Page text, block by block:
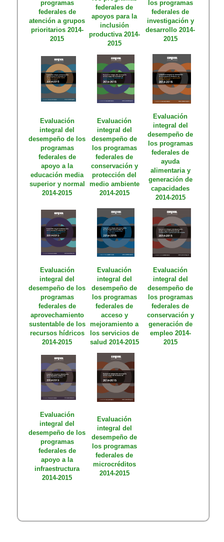
programas
federales de
atención a grupos
prioritarios 2014-
2015
federales de
apoyos para la
inclusión
productiva 2014-
2015
los programas
federales de
investigación y
desarrollo 2014-
2015​
Evaluación
integral del
desempeño de los
programas
federales de
apoyo a la
educación media
superior y normal
2014-2015
Evaluación
integral del
desempeño de
los programas
federales de
conservación y
protección del
medio ambiente
2014-2015
Evaluación
integral del
desempeño de
los programas
federales de
ayuda
alimentaria y
generación de
capacidades
2014-2015​
Evaluación
integral del
desempeño de los
programas
federales de
aprovechamiento
sustentable de los
recursos hídricos
2014-2015
Evaluación
integral del
desempeño de
los programas
federales de
acceso y
mejoramiento a
los servicios de
salud 2014-2015
Evaluación
integral del
desempeño de
los programas
federales de
conservación y
generación de
empleo 2014-
2015​
Evaluación
integral del
desempeño de los
programas
federales de
apoyo a la
infraestructura
2014-2015
Evaluación
integral del
desempeño de
los programas
federales de
microcréditos
2014-2015